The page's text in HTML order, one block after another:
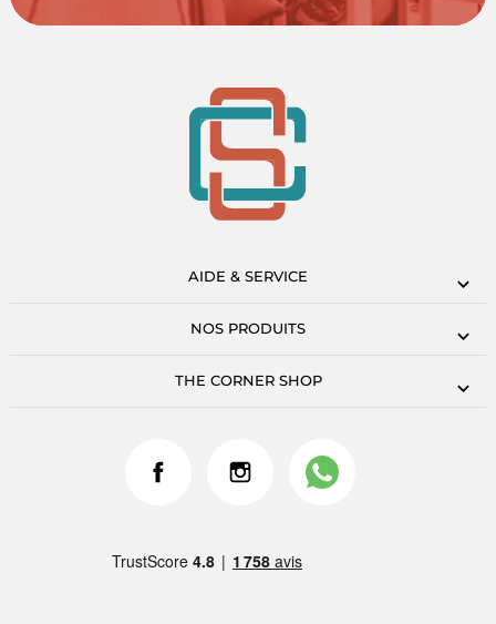
AIDE & SERVICE
NOS PRODUITS
THE CORNER SHOP